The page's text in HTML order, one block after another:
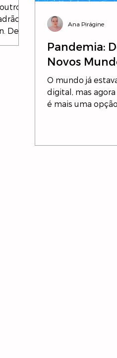
Pandemia:
Novos
O mundo já
digital, mas agora
é mais uma opção.
Ana Pirágine